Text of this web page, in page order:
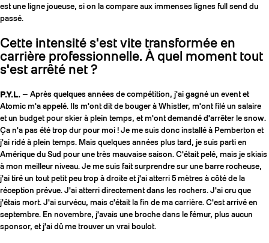
est une ligne joueuse, si on la compare aux immenses lignes full send du
passé.
Cette intensité s'est vite transformée en
carrière professionnelle. À quel moment tout
s'est arrêté net ?
P.Y.L. — Après quelques années de compétition, j'ai gagné un event et
Atomic m'a appelé. Ils m'ont dit de bouger à Whistler, m'ont filé un salaire
et un budget pour skier à plein temps, et m'ont demandé d'arrêter le snow.
Ça n'a pas été trop dur pour moi ! Je me suis donc installé à Pemberton et
j'ai ridé à plein temps. Mais quelques années plus tard, je suis parti en
Amérique du Sud pour une très mauvaise saison. C'était pelé, mais je skiais
à mon meilleur niveau. Je me suis fait surprendre sur une barre rocheuse,
j'ai tiré un tout petit peu trop à droite et j'ai atterri 5 mètres à côté de la
réception prévue. J'ai atterri directement dans les rochers. J'ai cru que
j'étais mort. J'ai survécu, mais c'était la fin de ma carrière. C'est arrivé en
septembre. En novembre, j'avais une broche dans le fémur, plus aucun
sponsor, et j'ai dû me trouver un vrai boulot.